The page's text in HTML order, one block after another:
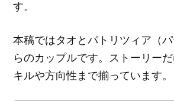
す。
本稿ではタオとパトリツィア（
らのカップルです。ストーリー
キルや方向性まで揃っています。